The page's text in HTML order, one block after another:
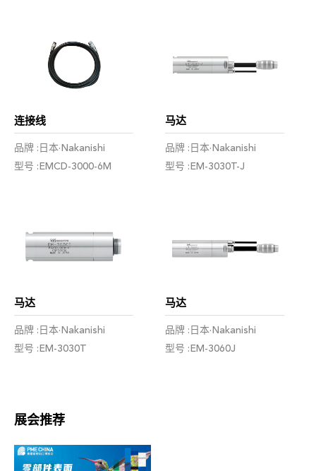
连接线
品牌 :日本·Nakanishi
型号 :EMCD-3000-6M
马达
品牌 :日本·Nakanishi
型号 :EM-3030T-J
马达
品牌 :日本·Nakanishi
型号 :EM-3030T
马达
品牌 :日本·Nakanishi
型号 :EM-3060J
展会推荐